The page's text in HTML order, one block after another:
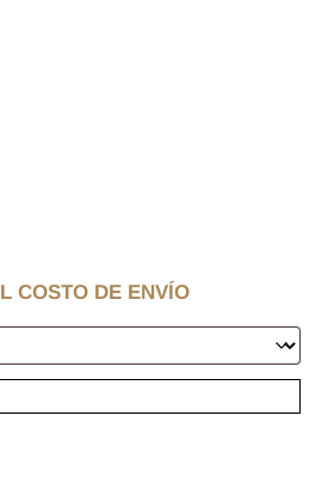
COSTO DE ENVÍO